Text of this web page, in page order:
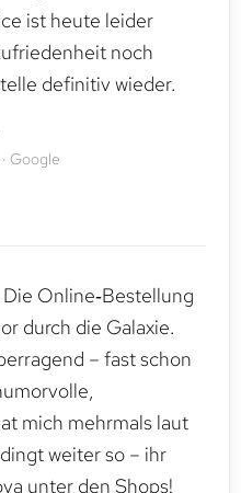
ist heute leider
noch
definitiv wieder.
Google
Online‑Bestellung
durch die Galaxie.
– fast schon
mich mehrmals laut
weiter so – ihr
unter den Shops!